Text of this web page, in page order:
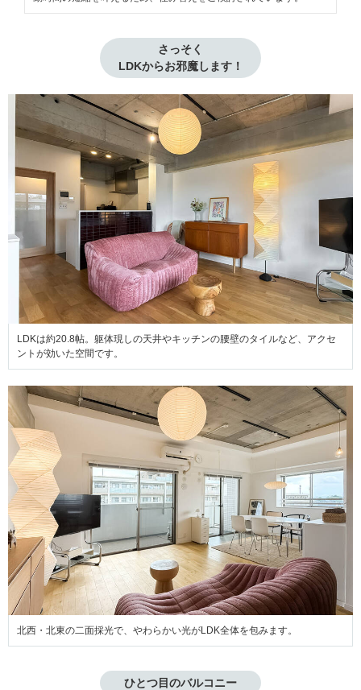
さっそく
LDKからお邪魔します！
LDKは約20.8帖。躯体現しの天井やキッチンの腰壁のタイルなど、アクセ
ントが効いた空間です。
北西・北東の二面採光で、やわらかい光がLDK全体を包みます。
ひとつ目のバルコニー